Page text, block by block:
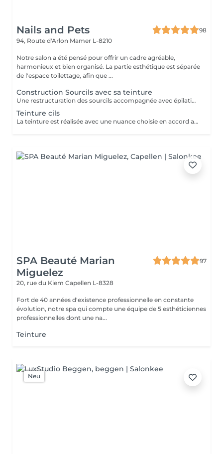
Nails and Pets
98
94, Route d'Arlon Mamer L-8210
Notre salon a été pensé pour offrir un cadre agréable,
harmonieux et bien organisé. La partie esthétique est séparée
de l'espace toilettage, afin que ...
Construction Sourcils avec sa teinture
Une restructuration des sourcils accompagnée avec épilation et d'une teinture, pour intensifier et sublimer leur couleur naturelle.
Teinture cils
La teinture est réalisée avec une nuance choisie en accord avec la cliente, afin d'obtenir un regard plus intense et naturel. Le résultat dure environ 4 à 5 semaines.
SPA Beauté Marian
Miguelez
97
20, rue du Kiem Capellen L-8328
Fort de 40 années d'existence professionnelle en constante
évolution, notre spa qui compte une équipe de 5 esthéticiennes
professionnelles dont une na...
Teinture
Neu